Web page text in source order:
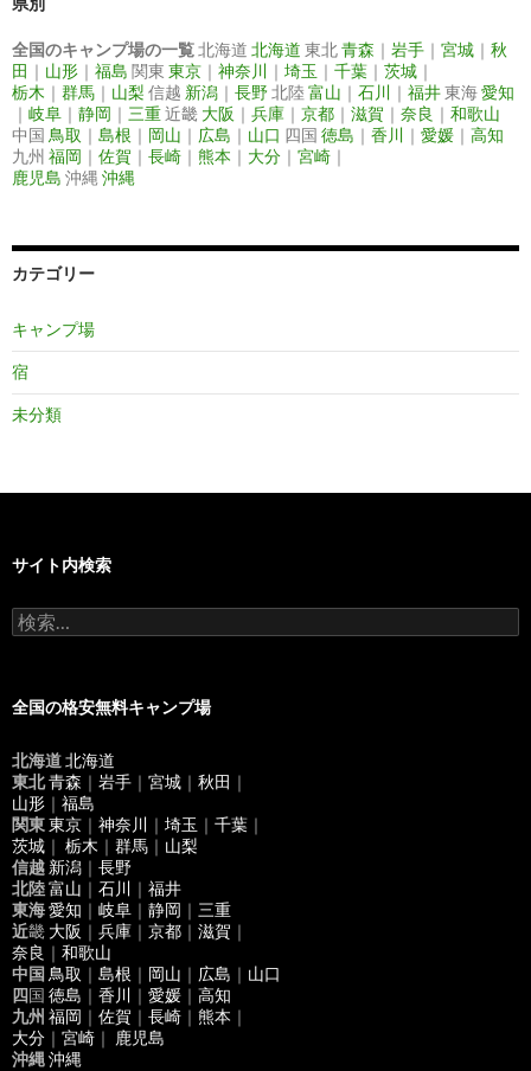
全国のキャンプ場の一覧北海道 北海道 東北青森 ｜ 岩手 ｜ 宮城 ｜ 秋
田 ｜ 山形 ｜ 福島 関東 東京 ｜ 神奈川 ｜ 埼玉 ｜ 千葉 ｜ 茨城 ｜
栃木 ｜ 群馬 ｜ 山梨 信越 新潟 ｜ 長野北陸 富山 ｜ 石川 ｜ 福井東海愛知
｜ 岐阜 ｜ 静岡 ｜ 三重近畿 大阪 ｜ 兵庫 ｜ 京都 ｜ 滋賀 ｜ 奈良 ｜ 和歌山
中国 鳥取 ｜ 島根 ｜ 岡山 ｜ 広島 ｜ 山口 四国 徳島 ｜ 香川 ｜ 愛媛 ｜ 高知
九州 福岡 ｜ 佐賀 ｜ 長崎 ｜ 熊本 ｜ 大分 ｜ 宮崎 ｜
鹿児島 沖縄 沖縄
カテゴリー
キャンプ場
宿
未分類
サイト内検索
検
索
全国の格安無料キャンプ場
北海道北海道
東北青森 ｜ 岩手 ｜ 宮城 ｜ 秋田 ｜
山形 ｜ 福島
関東東京 ｜ 神奈川 ｜ 埼玉 ｜ 千葉 ｜
茨城 ｜ 栃木 ｜ 群馬 ｜ 山梨
信越 新潟 ｜ 長野
北陸富山 ｜ 石川 ｜ 福井
東海愛知 ｜ 岐阜 ｜ 静岡 ｜ 三重
近畿 大阪 ｜ 兵庫 ｜ 京都 ｜ 滋賀 ｜
奈良 ｜ 和歌山
中国 鳥取 ｜ 島根 ｜ 岡山 ｜ 広島 ｜ 山口
四国 徳島 ｜ 香川 ｜ 愛媛 ｜ 高知
九州 福岡 ｜ 佐賀 ｜ 長崎 ｜ 熊本 ｜
大分 ｜ 宮崎 ｜
鹿児島
沖縄沖縄